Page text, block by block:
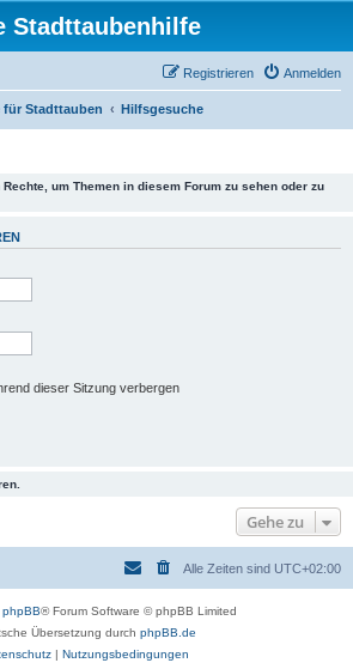
Stadttaubenhilfe
Anmelden
Registrieren
für Stadttauben Hilfsgesuche
um Themen in diesem Forum zu sehen oder zu
dieser Sitzung verbergen
Gehe zu
Alle Zeiten sind UTC+02:00
phpBB® Forum Software © phpBB Limited
Übersetzung durch phpBB.de
| Nutzungsbedingungen